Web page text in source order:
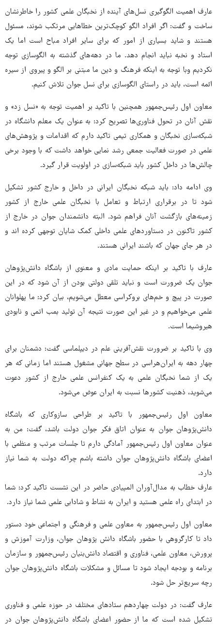
عارف اهمیت الگوگیری نسل‌های آینده از نخبگان علمی کشور را خاطرنشان
ساخت و گفت: اگر افراد الگو کوچک‌ترین خطاهایی مرتکب شوند، مسئول
هستند و شاید بسیاری از امور که برای سایر افراد مباح است اما یک
استاد و نخبه نباید انجام دهد. ما در دهه‌های گذشته به الگوسازی توجه
نکردیم وبا توجه به اینکه فرهنگ و دین ما مبتنی بر الگو و پیروی از سیره
ائمه است، باید در راستای الگوسازی برای نسل جوان تلاش کنیم.
معاون اول رئیس‌جمهور همچنین با تاکید بر اهمیت توجه به «نسل زد» و
نقش آنان در تحول فناوری‌ها تصریح کرد: به عنوان یک معلم دانشگاه در
شبکه‌سازی نخبگان و همکاری تیمی تاکید دارم که اقدامات و پژوهش‌های
علمی در صورت فعالیت جمعی رشد نمایی خواهد داشت که با وجود برخی
چالش‌ها در داخل کشور باید شبکه‌سازی در اولویت قرار گیرد.
وی ادامه داد: باید شبکه نخبگان ایرانی در داخل و خارج کشور تشکیل
شود تا در برقراری ارتباط و تعامل با نخبگان علمی خارج از کشور
زمینه‌های بازگشت آنان فراهم شود. البته دانشمندان جوان در خارج از
کشور تاکنون در دستاوردهای علمی داخلی کمک شایان توجهی کرده اند و
در هر جای جهان که باشند ایرانی هستند.
عارف با تاکید بر اینکه حمایت مادی و معنوی از باشگاه دانش‌پژوهان
جوان یک ضرورت است و نباید تلقی دولتی بودن از آن شود که در این
صورت در پیچ و خم‌های بروکراسی معطل می‌شویم، بیان کرد: ما پهلوانان
علمی می‌خواهیم و در غیر این صورت نتیجه آن تولید بمب اتمی و نابودی
هیروشیما است.
وی با تاکید بر ضرورت نقش‌آفرینی علم در دیپلماسی گفت: دشمنان برای
چهار دهه به ایران‌هراسی در سطح جهانی مشغول هستند اما زمانی که هر
یک از شما نخبگان علمی به یک کنفرانس علمی خارج از کشور دعوت
می‌شوید، ذهنیت کشورها نسبت به ایران عوض می‌شود.
معاون اول رئیس‌جمهور با تاکید بر طراحی سازوکاری که باشگاه
دانش‌پژوهان جوان به عنوان اتاق فکر جوان دولت باشد، گفت: من به
عنوان معاون اول رئیس‌جمهور آمادگی دارم تا جلسات مرتب و منظمی با
اعضای باشگاه دانش‌پژوهان جوان داشته باشم چراکه دولت به شما نیاز
دارد.
عارف خطاب به مدال‌آوران المپیادی حاضر در این نشست تاکید کرد: شما
در ابتدای راه علمی هستید و ایران به نشاط و شادابی علمی شما نیاز دارد.
معاون اول رئیس‌جمهور به معاون علمی و فرهنگی و اجتماعی خود دستور
داد تا کارگروهی با حضور باشگاه دانش پژوهان جوان، وزارت آموزش و
پرورش، معاون علمی، فناوری و اقتصاد دانش‌بنیان رئیس‌جمهور و سازمان
برنامه و بودجه ایجاد شود تا مسائل و مشکلات باشگاه دانش‌پژوهان جوان
رچه سریع‌تر حل شود.
عارف گفت: در دولت چهاردهم ستادهای مختلف در حوزه علمی و فناوری
تشکیل شده است که ما از حضور اعضای باشگاه دانش‌پژوهان جوان در